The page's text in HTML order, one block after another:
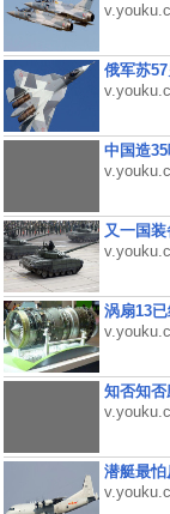
俄军苏
中国造
又一国
涡扇13
知否知
潜艇最